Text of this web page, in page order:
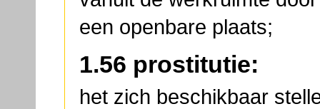
een openbare plaats;
1.56 prostitutie:
het zich beschikbaar